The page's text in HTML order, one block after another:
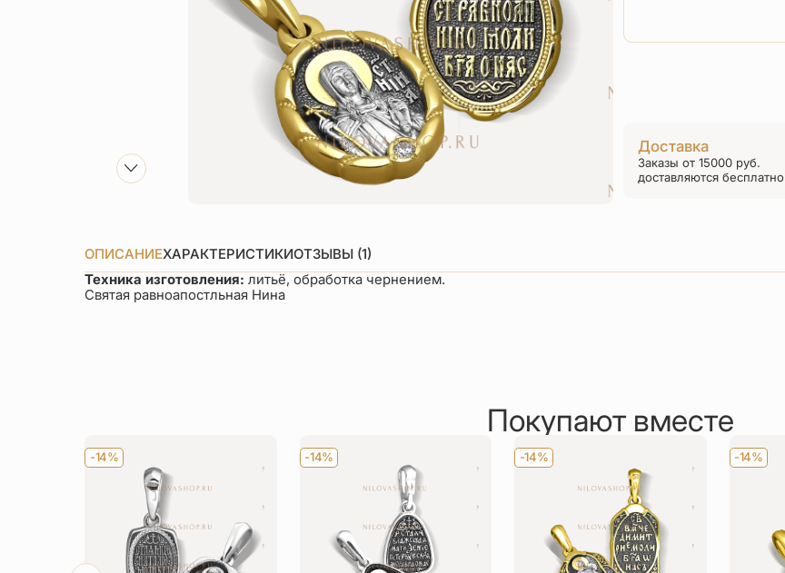
Доставка
Заказы от 15000 руб.
доставляются бесплатно
ОПИСАНИЕХАРАКТЕРИСТИКИОТЗЫВЫ (1)
Техника изготовления:литьё, обработка чернением.
Святая равноапостльная Нина
Покупают вместе
-14% -14% -14% -14%